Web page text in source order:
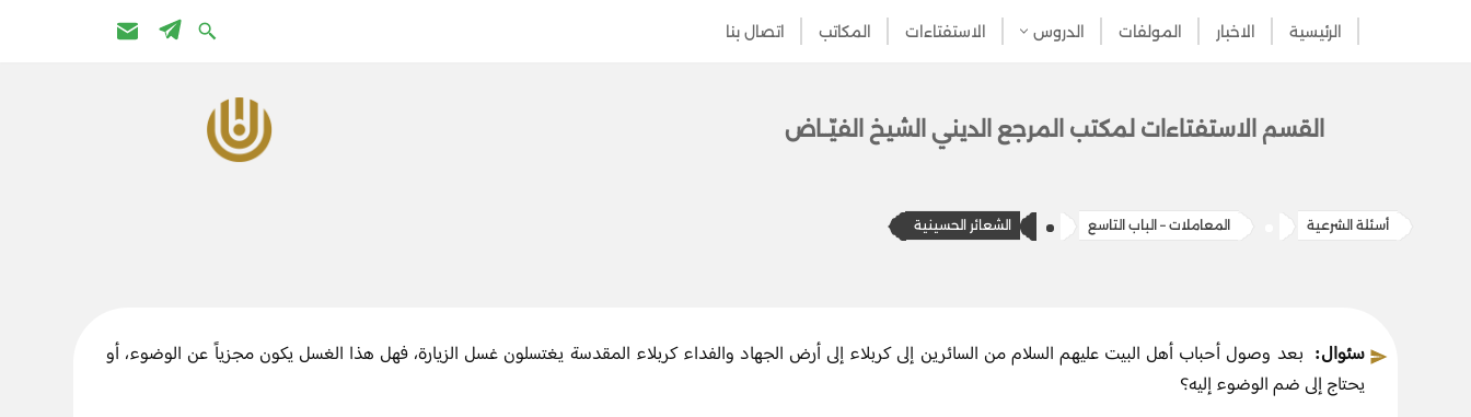
الرئيسية الاخبار المولفات الدروس الاستفتاءات المكاتب اتصال بنا
القسم الاستفتاءات ل​​مكتب المرج​ع الديني الشيخ الفيّــاض
أسئلة الشرعية المعاملات – الباب التاسع الشعائر الحسينية
سئوال: بعد وصول أحباب أهل البيت عليهم السلام من السائرين إلى كربلاء إلى أرض الجهاد والفداء كربلاء المقدسة يغتسلون غسل الزيارة، فهل هذا الغسل يكون مجزياً عن الوضوء، أو
يحتاج إلى ضم الوضوء إليه؟